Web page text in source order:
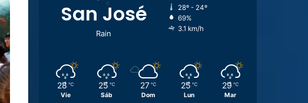
San José
Rain
28º - 24º
69%
3.1 km/h
28 ℃
Vie
25 ℃
Sáb
27 ℃
Dom
25 ℃
Lun
29 ℃
Mar